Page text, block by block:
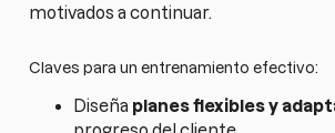
motivados a continuar.
Claves para un entrenamiento efectivo:
Diseña planes flexibles y